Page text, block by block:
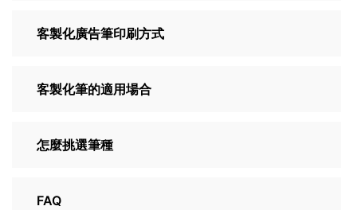
客製化廣告筆印刷方式
客製化筆的適用場合
怎麼挑選筆種
FAQ